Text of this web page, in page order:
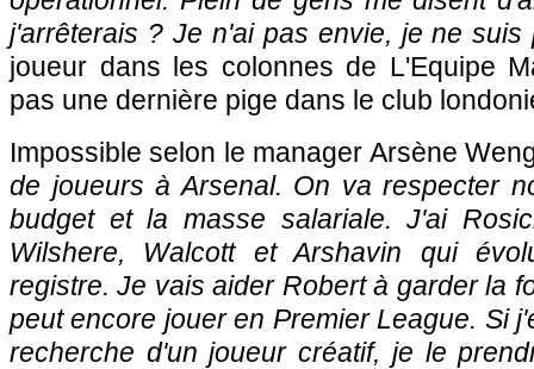
j'arrêterais ? Je n'ai pas envie, je ne suis
joueur dans les colonnes de L'Equipe
pas une dernière pige dans le club
Impossible selon le manager Arsène
de joueurs à Arsenal. On va respecter
budget et la masse salariale. J'ai
Wilshere, Walcott et Arshavin qui
registre. Je vais aider Robert à garder la
peut encore jouer en Premier League. Si
recherche d'un joueur créatif, je le